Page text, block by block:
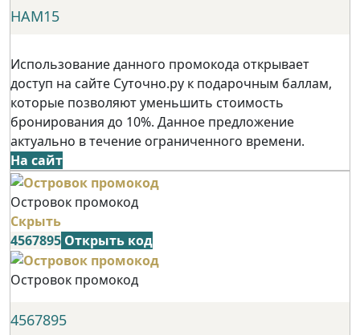
НАМ15
Использование данного промокода открывает
доступ на сайте Суточно.ру к подарочным баллам,
которые позволяют уменьшить стоимость
бронирования до 10%. Данное предложение
актуально в течение ограниченного времени.
На сайт
Островок промокод
Скрыть
4567895 Открыть код
Островок промокод
4567895